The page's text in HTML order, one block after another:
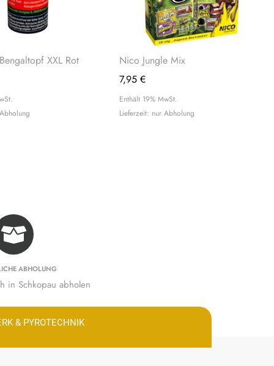
XXL Rot
Nico Jungle Mix
7,95 €
Enthält 19% MwSt.
Lieferzeit: nur Abholung
ABHOLUNG
in Schkopau abholen
& PYROTECHNIK